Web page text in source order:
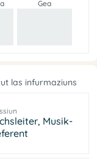
Gea
las infurmaziuns
Musik-